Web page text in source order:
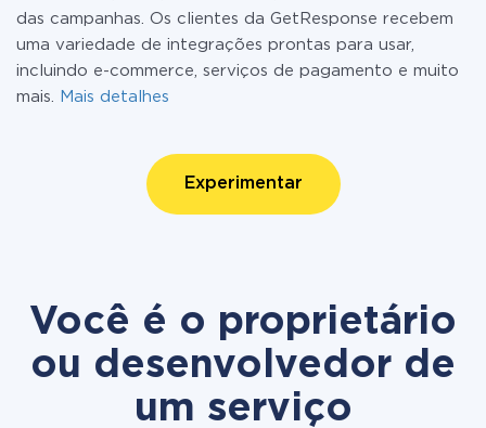
das campanhas. Os clientes da GetResponse recebem
uma variedade de integrações prontas para usar,
incluindo e-commerce, serviços de pagamento e muito
mais.
Mais detalhes
Experimentar
Você é o proprietário
ou desenvolvedor de
um serviço